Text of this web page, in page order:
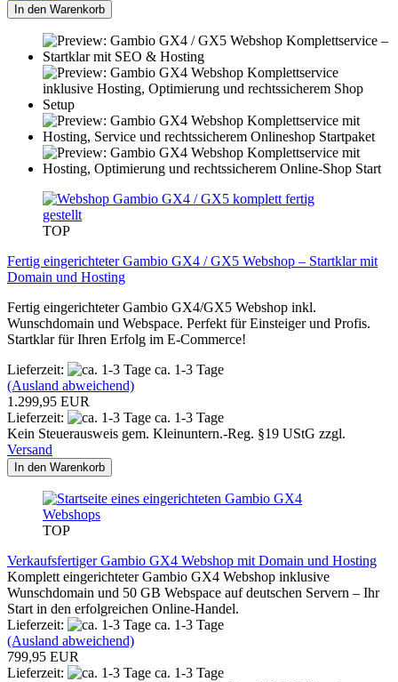
In den Warenkorb
TOP
Fertig eingerichteter Gambio GX4 / GX5 Webshop – Startklar mit
Domain und Hosting
Fertig eingerichteter Gambio GX4/GX5 Webshop inkl.
Wunschdomain und Webspace. Perfekt für Einsteiger und Profis.
Startklar für Ihren Erfolg im E-Commerce!
Lieferzeit:
ca. 1-3 Tage
(Ausland abweichend)
1.299,95 EUR
Lieferzeit:
ca. 1-3 Tage
Kein Steuerausweis gem. Kleinuntern.-Reg. §19 UStG zzgl.
Versand
In den Warenkorb
TOP
Verkaufsfertiger Gambio GX4 Webshop mit Domain und Hosting
Komplett eingerichteter Gambio GX4 Webshop inklusive
Wunschdomain und 50 GB Webspace auf deutschen Servern – Ihr
Start in den erfolgreichen Online-Handel.
Lieferzeit:
ca. 1-3 Tage
(Ausland abweichend)
799,95 EUR
Lieferzeit:
ca. 1-3 Tage